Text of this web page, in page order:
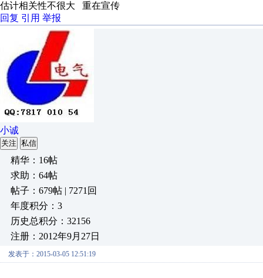
估计相关性不很大 重在宣传
回复 引用 举报
小诚
关注 私信
精华：16帖
求助：64帖
帖子：679帖 | 7271回
年度积分：3
历史总积分：32156
注册：2012年9月27日
发表于：2015-03-05 12:51:19